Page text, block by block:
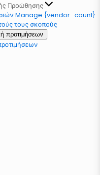
Προώθησης
Manage {vendor_count}
τους σκοπούς
προτιμήσεων